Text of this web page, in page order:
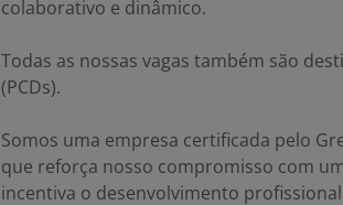
colaborativo e dinâmico.
Todas as nossas vagas também são
(PCDs).
Somos uma empresa certificada pelo
que reforça nosso compromisso com
incentiva o desenvolvimento